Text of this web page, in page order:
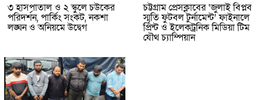
৩ হাসপাতাল ও ২ স্কুলে চউকের
পরিদর্শন, পার্কিং সংকট, নকশা
লঙ্ঘন ও অনিয়মে উদ্বেগ
চট্টগ্রাম প্রেসক্লাবের ‘জুলাই বিপ্লব
স্মৃতি ফুটবল টুর্নামেন্ট’ ফাইনালে
প্রিন্ট ও ইলেকট্রনিক মিডিয়া টিম
যৌথ চ্যাম্পিয়ান